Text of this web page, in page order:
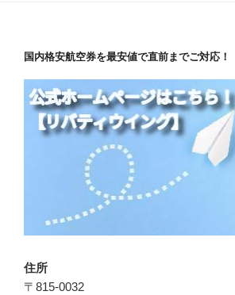
国内格安航空券を最安値で直前までご対応！
住所
〒815-0032